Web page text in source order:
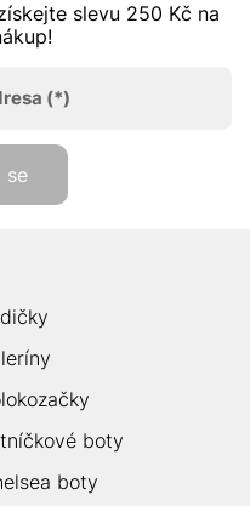
slevu 250 Kč na
(*)
se
boty
boty